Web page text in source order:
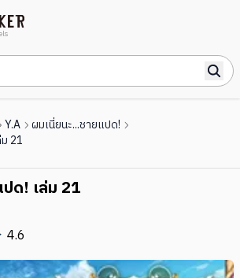
Y.A
ผมเนี่ยนะ...ชายแปด!
21
ด! เล่ม 21
4.6